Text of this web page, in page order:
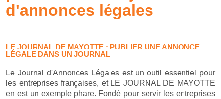
d'annonces légales
LE JOURNAL DE MAYOTTE : PUBLIER UNE ANNONCE
LÉGALE DANS UN JOURNAL
Le Journal d'Annonces Légales est un outil essentiel pour
les entreprises françaises, et LE JOURNAL DE MAYOTTE
en est un exemple phare. Fondé pour servir les entreprises